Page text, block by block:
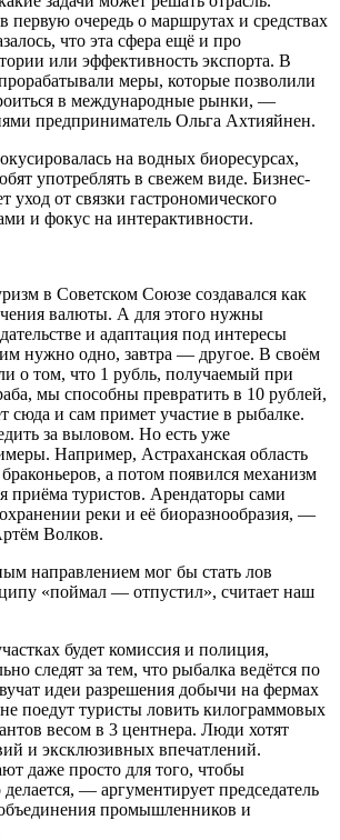
очередь о маршрутах и средствах
что эта сфера ещё и про
или эффективность экспорта. В
меры, которые позволили
в международные рынки, —
предприниматель Ольга Ахтияйнен.
на водных биоресурсах,
употреблять в свежем виде. Бизнес-
уход от связки гастрономического
и фокус на интерактивности.
в Советском Союзе создавался как
валюты. А для этого нужны
и адаптация под интересы
нужно одно, завтра — другое. В своём
о том, что 1 рубль, получаемый при
мы способны превратить в 10 рублей,
сюда и сам примет участие в рыбалке.
за выловом. Но есть уже
Например, Астраханская область
а потом появился механизм
приёма туристов. Арендаторы сами
реки и её биоразнообразия, —
Волков.
направлением мог бы стать лов
«поймал — отпустил», считает наш
будет комиссия и полиция,
следят за тем, что рыбалка ведётся по
идеи разрешения добычи на фермах
поедут туристы ловить килограммовых
весом в 3 центнера. Люди хотят
и эксклюзивных впечатлений.
даже просто для того, чтобы
делается, — аргументирует председатель
промышленников и